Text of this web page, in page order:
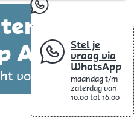
whatsapp
Stel je
vraag via
WhatsApp
maandag t/m
zaterdag van
10.00 tot 16.00
met
Argus
vol avontuur